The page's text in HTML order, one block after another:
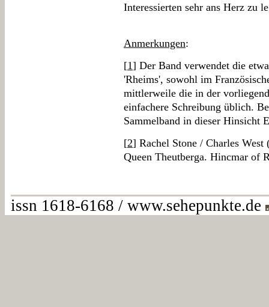
Interessierten sehr ans Herz zu
Anmerkungen:
[1] Der Band verwendet die
'Rheims', sowohl im
mittlerweile die in der
einfachere Schreibung üblich.
Sammelband in dieser Hinsicht
[2] Rachel Stone / Charles
Queen Theutberga. Hincmar of
issn 1618-6168 / www.sehepunkte.de